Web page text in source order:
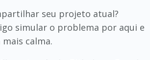
seu projeto atual?
simular o problema por aqui e
calma.